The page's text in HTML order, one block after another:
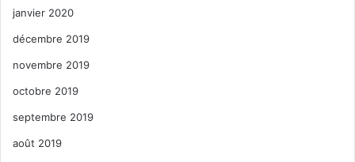
janvier 2020
décembre 2019
novembre 2019
octobre 2019
septembre 2019
août 2019